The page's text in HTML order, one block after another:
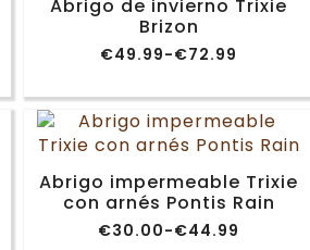
Abrigo de invierno Trixie
Brizon
€49.99-€72.99
Rango
precios:
desde
€49.99
hasta
Abrigo impermeable Trixie
con arnés Pontis Rain
€30.00-€44.99
Rango